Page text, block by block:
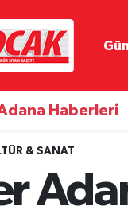
Haberleri
& SANAT